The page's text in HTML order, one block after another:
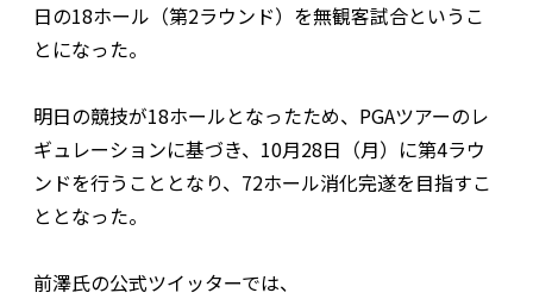
日の18ホール（第2ラウンド）を無観客試合というこ
とになった。
明日の競技が18ホールとなったため、PGAツアーのレ
ギュレーションに基づき、10月28日（月）に第4ラウ
ンドを行うこととなり、72ホール消化完遂を目指すこ
ととなった。
前澤氏の公式ツイッターでは、